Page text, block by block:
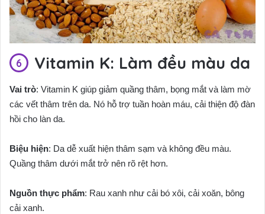
Vitamin K: Làm đều màu da
Vai trò: Vitamin K giúp giảm quầng thâm, bọng mắt và làm mờ
các vết thâm trên da. Nó hỗ trợ tuần hoàn máu, cải thiện độ đàn
hồi cho làn da.
Biệu hiện: Da dễ xuất hiện thâm sạm và không đều màu.
Quầng thâm dưới mắt trở nên rõ rệt hơn.
Nguồn thực phẩm: Rau xanh như cải bó xôi, cải xoăn, bông
cải xanh.